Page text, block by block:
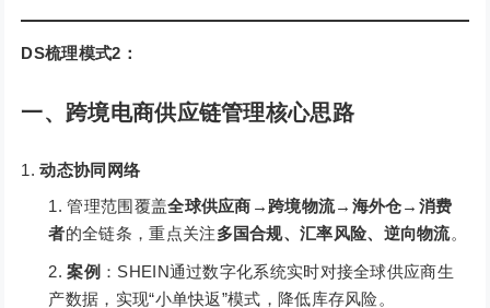
DS梳理模式2：
一、跨境电商供应链管理核心思路
动态协同网络
管理范围覆盖全球供应商→跨境物流→海外仓→消费
者的全链条，重点关注多国合规、汇率风险、逆向物流。
案例 ：SHEIN通过数字化系统实时对接全球供应商生
产数据，实现“小单快返”模式，降低库存风险。